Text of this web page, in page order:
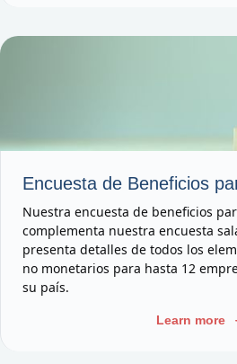
Encuesta de Beneficios
Nuestra encuesta de beneficios
complementa nuestra encuesta
presenta detalles de todos los
no monetarios para hasta 12
su país.
Learn more